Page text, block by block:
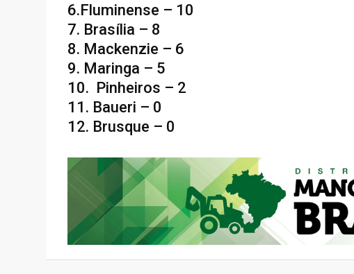
6.Fluminense – 10
7. Brasília – 8
8. Mackenzie – 6
9. Maringa – 5
10. Pinheiros – 2
11. Baueri – 0
12. Brusque – 0